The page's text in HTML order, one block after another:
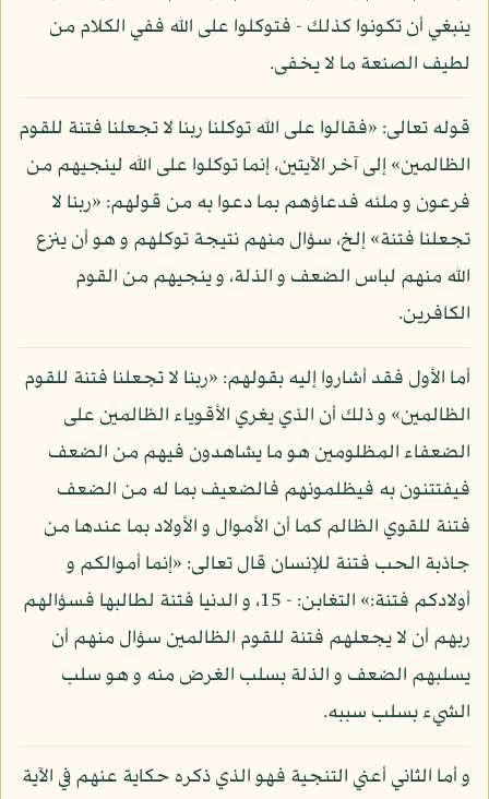
ينبغي أن تكونوا كذلك - فتوكلوا على الله ففي الكلام من
لطيف الصنعة ما لا يخفى.
قوله تعالى: «فقالوا على الله توكلنا ربنا لا تجعلنا فتنة للقوم
الظالمين» إلى آخر الآيتين، إنما توكلوا على الله لينجيهم من
فرعون و ملئه فدعاؤهم بما دعوا به من قولهم: «ربنا لا
تجعلنا فتنة» إلخ، سؤال منهم نتيجة توكلهم و هو أن ينزع
الله منهم لباس الضعف و الذلة، و ينجيهم من القوم
الكافرين.
أما الأول فقد أشاروا إليه بقولهم: «ربنا لا تجعلنا فتنة للقوم
الظالمين» و ذلك أن الذي يغري الأقوياء الظالمين على
الضعفاء المظلومين هو ما يشاهدون فيهم من الضعف
فيفتتنون به فيظلمونهم فالضعيف بما له من الضعف
فتنة للقوي الظالم كما أن الأموال و الأولاد بما عندها من
جاذبة الحب فتنة للإنسان قال تعالى: «إنما أموالكم و
أولادكم فتنة:» التغابن: - 15، و الدنيا فتنة لطالبها فسؤالهم
ربهم أن لا يجعلهم فتنة للقوم الظالمين سؤال منهم أن
يسلبهم الضعف و الذلة بسلب الغرض منه و هو سلب
الشيء بسلب سببه.
و أما الثاني أعني التنجية فهو الذي ذكره حكاية عنهم في الآية